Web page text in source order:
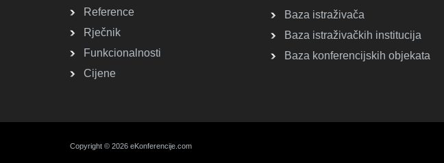
Reference
Rječnik
Funkcionalnosti
Cijene
Baza istraživača
Baza istraživačkih institucija
Baza konferencijskih objekata
Copyright © 2026 eKonferencije.com